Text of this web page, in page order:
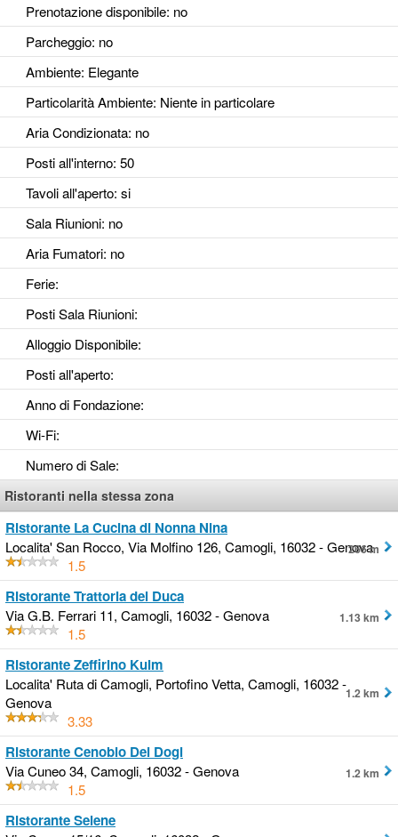
Prenotazione disponibile: no
Parcheggio: no
Ambiente: Elegante
Particolarità Ambiente: Niente in particolare
Aria Condizionata: no
Posti all'interno: 50
Tavoli all'aperto: si
Sala Riunioni: no
Aria Fumatori: no
Ferie:
Posti Sala Riunioni:
Alloggio Disponibile:
Posti all'aperto:
Anno di Fondazione:
Wi-Fi:
Numero di Sale:
Ristoranti nella stessa zona
Ristorante La Cucina di Nonna Nina
Localita' San Rocco, Via Molfino 126, Camogli, 16032 - Genova
1.5
266 m
Ristorante Trattoria del Duca
Via G.B. Ferrari 11, Camogli, 16032 - Genova
1.5
1.13 km
Ristorante Zeffirino Kulm
Localita' Ruta di Camogli, Portofino Vetta, Camogli, 16032 -
Genova
3.33
1.2 km
Ristorante Cenobio Dei Dogi
Via Cuneo 34, Camogli, 16032 - Genova
1.5
1.2 km
Ristorante Selene